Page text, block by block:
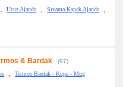
Ucuz Ajanda Sıvama Kapak Ajanda
& Bardak
(97)
Termos Bardak - Kupa - Mug